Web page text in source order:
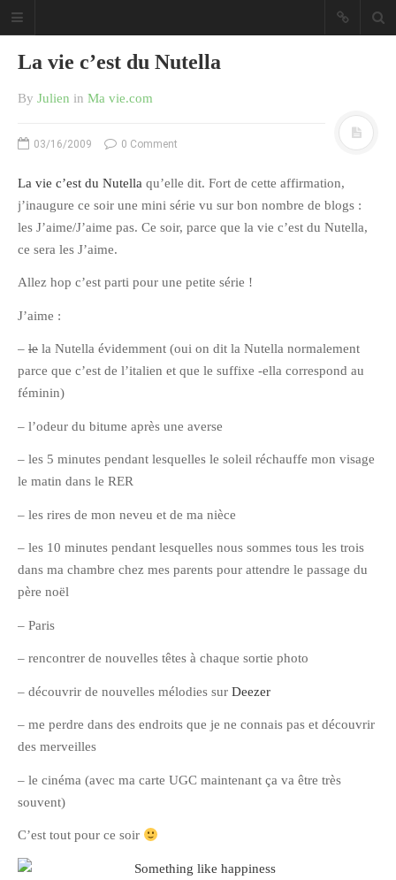
CATÉGORIES
Créa
Culture
Miaaam!
Pendant Ce Temps À Véra Cruz
Pix&Music
BLOGROLL
Julien
Vânia
ARCHIVES
avril 2016
janvier 2016
La vie c’est du Nutella
By Julien in Ma vie.com
03/16/2009 0 Comment
La vie c’est du Nutella qu’elle dit. Fort de cette affirmation,
j’inaugure ce soir une mini série vu sur bon nombre de blogs :
les J’aime/J’aime pas. Ce soir, parce que la vie c’est du Nutella,
ce sera les J’aime.
Allez hop c’est parti pour une petite série !
J’aime :
– le la Nutella évidemment (oui on dit la Nutella normalement
parce que c’est de l’italien et que le suffixe -ella correspond au
féminin)
– l’odeur du bitume après une averse
– les 5 minutes pendant lesquelles le soleil réchauffe mon visage
le matin dans le RER
– les rires de mon neveu et de ma nièce
– les 10 minutes pendant lesquelles nous sommes tous les trois
dans ma chambre chez mes parents pour attendre le passage du
père noël
– Paris
– rencontrer de nouvelles têtes à chaque sortie photo
– découvrir de nouvelles mélodies sur Deezer
– me perdre dans des endroits que je ne connais pas et découvrir
des merveilles
– le cinéma (avec ma carte UGC maintenant ça va être très
souvent)
C’est tout pour ce soir